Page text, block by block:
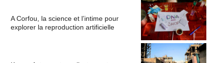
A Corfou, la science et l’intime pour
explorer la reproduction artificielle